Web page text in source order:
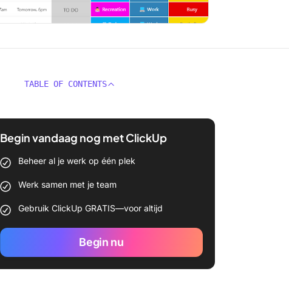
TABLE OF CONTENTS
Begin vandaag nog met ClickUp
Beheer al je werk op één plek
Werk samen met je team
Gebruik ClickUp GRATIS—voor altijd
Begin nu